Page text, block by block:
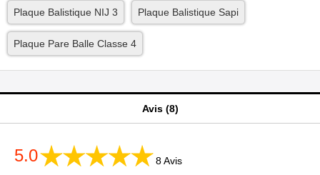
Plaque Balistique NIJ 3 Plaque Balistique Sapi
Plaque Pare Balle Classe 4
Avis (8)
5.0 8 Avis